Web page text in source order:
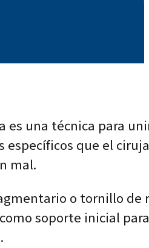
es una técnica para
específicos que el
mal.
o tornillo de
soporte inicial